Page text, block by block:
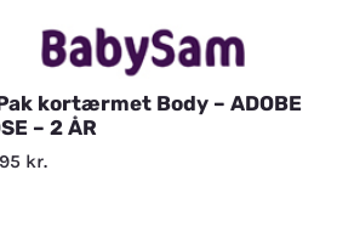
kortærmet Body – ADOBE
– 2 ÅR
kr.